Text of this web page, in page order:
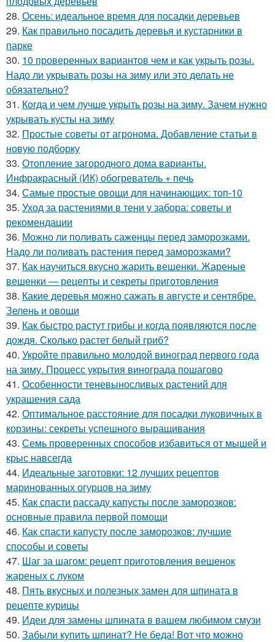
28. Осень: идеальное время для посадки деревьев
29. Как правильно посадить деревья и кустарники в
парке
30. 10 проверенных вариантов чем и как укрыть розы.
Надо ли укрывать розы на зиму или это делать не
обязательно?
31. Когда и чем лучше укрыть розы на зиму. Зачем нужно
укрывать кусты на зиму
32. Простые советы от агронома. Добавление статьи в
новую подборку
33. Отопление загородного дома варианты.
Инфракрасный (ИК) обогреватель + печь
34. Самые простые овощи для начинающих: топ-10
35. Уход за растениями в тени у забора: советы и
рекомендации
36. Можно ли поливать саженцы перед заморозками.
Надо ли поливать растения перед заморозками?
37. Как научиться вкусно жарить вешенки. Жареные
вешенки — рецепты и секреты приготовления
38. Какие деревья можно сажать в августе и сентябре.
Зелень и овощи
39. Как быстро растут грибы и когда появляются после
дождя. Сколько растет белый гриб?
40. Укройте правильно молодой виноград первого года
на зиму. Процесс укрытия винограда пошагово
41. Особенности теневыносливых растений для
украшения сада
42. Оптимальное расстояние для посадки луковичных в
корзины: секреты успешного выращивания
43. Семь проверенных способов избавиться от мышей и
крыс навсегда
44. Идеальные заготовки: 12 лучших рецептов
маринованных огурцов на зиму
45. Как спасти рассаду капусты после заморозков:
основные правила первой помощи
46. Как спасти капусту после заморозков: лучшие
способы и советы
47. Шаг за шагом: рецепт приготовления вешенок
жареных с луком
48. Пять вкусных и полезных замен для шпината в
рецепте курицы
49. Идеи для замены шпината в вашем любимом смузи
50. Забыли купить шпинат? Не беда! Вот что можно